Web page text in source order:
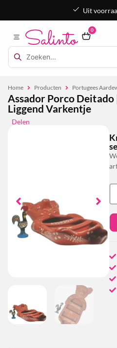
Uit
0
Home Producten Portugees
Assador Porco
Liggend Varkentje
Delen